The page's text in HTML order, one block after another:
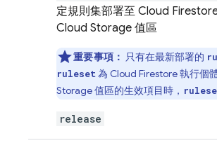
定規則集部署至 Cloud
Cloud Storage 值區
重要事項： 只有在最新部署的
ruleset 為 Cloud Firestore執行個
Storage值區的生效項目時，
release